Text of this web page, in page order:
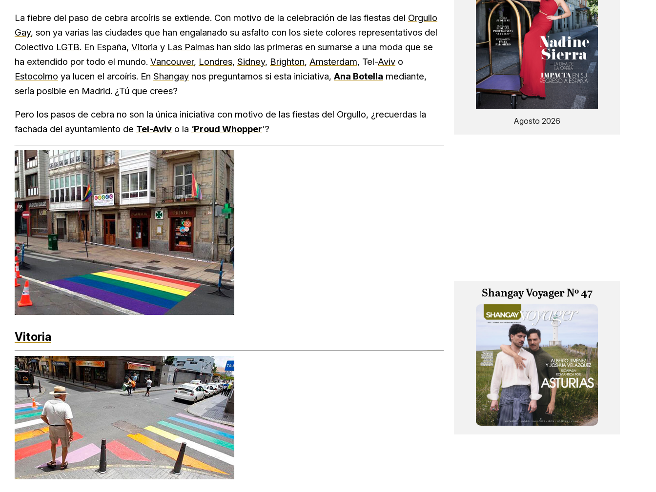
La fiebre del paso de cebra arcoíris se extiende. Con motivo de la celebración de las fiestas del Orgullo
Gay, son ya varias las ciudades que han engalanado su asfalto con los siete colores representativos del
Colectivo LGTB. En España, Vitoria y Las Palmas han sido las primeras en sumarse a una moda que se
ha extendido por todo el mundo. Vancouver, Londres, Sidney, Brighton, Amsterdam, Tel-Aviv o
Estocolmo ya lucen el arcoíris. En Shangay nos preguntamos si esta iniciativa, Ana Botella mediante,
sería posible en Madrid. ¿Tú que crees?
Pero los pasos de cebra no son la única iniciativa con motivo de las fiestas del Orgullo, ¿recuerdas la
fachada del ayuntamiento de Tel-Aviv o la ‘Proud Whopper‘?
Vitoria
Agosto 2026
Shangay Voyager Nº 47